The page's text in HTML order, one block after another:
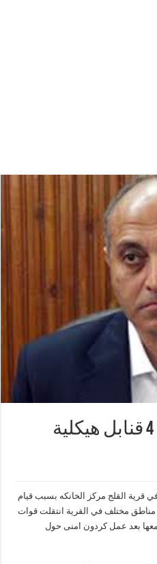
مجهولون يزرعون 4 قنابل هيكلية
قرية القلج مركز الخانكه بسبب قيام
في اربع مناطق مختلف في القرية انتقلت قوات
معها بعد عمل كردون امنى حول